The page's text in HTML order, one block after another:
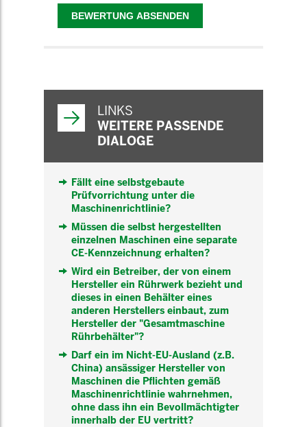
LINKS
WEITERE PASSENDE
DIALOGE
Fällt eine selbstgebaute
Prüfvorrichtung unter die
Maschinenrichtlinie?
Müssen die selbst hergestellten
einzelnen Maschinen eine separate
CE-Kennzeichnung erhalten?
Wird ein Betreiber, der von einem
Hersteller ein Rührwerk bezieht und
dieses in einen Behälter eines
anderen Herstellers einbaut, zum
Hersteller der "Gesamtmaschine
Rührbehälter"?
Darf ein im Nicht-EU-Ausland (z.B.
China) ansässiger Hersteller von
Maschinen die Pflichten gemäß
Maschinenrichtlinie wahrnehmen,
ohne dass ihn ein Bevollmächtigter
innerhalb der EU vertritt?